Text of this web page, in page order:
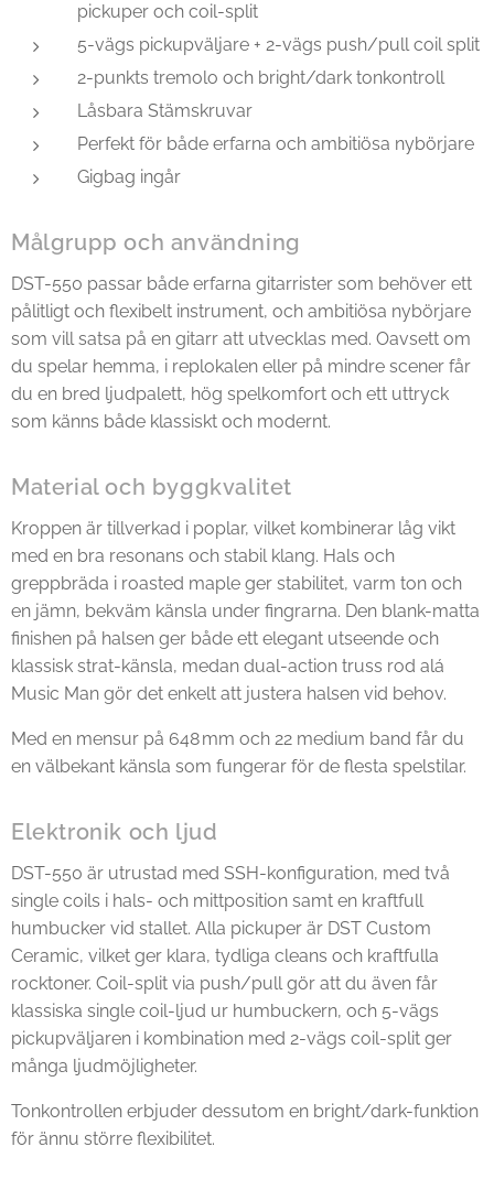
pickuper och coil-split
5-vägs pickupväljare + 2-vägs push/pull coil split
2-punkts tremolo och bright/dark tonkontroll
Låsbara Stämskruvar
Perfekt för både erfarna och ambitiösa nybörjare
Gigbag ingår
Målgrupp och användning
DST-550 passar både erfarna gitarrister som behöver ett
pålitligt och flexibelt instrument, och ambitiösa nybörjare
som vill satsa på en gitarr att utvecklas med. Oavsett om
du spelar hemma, i replokalen eller på mindre scener får
du en bred ljudpalett, hög spelkomfort och ett uttryck
som känns både klassiskt och modernt.
Material och byggkvalitet
Kroppen är tillverkad i poplar, vilket kombinerar låg vikt
med en bra resonans och stabil klang. Hals och
greppbräda i roasted maple ger stabilitet, varm ton och
en jämn, bekväm känsla under fingrarna. Den blank-matta
finishen på halsen ger både ett elegant utseende och
klassisk strat-känsla, medan dual-action truss rod alá
Music Man gör det enkelt att justera halsen vid behov.
Med en mensur på 648 mm och 22 medium band får du
en välbekant känsla som fungerar för de flesta spelstilar.
Elektronik och ljud
DST-550 är utrustad med SSH-konfiguration, med två
single coils i hals- och mittposition samt en kraftfull
humbucker vid stallet. Alla pickuper är DST Custom
Ceramic, vilket ger klara, tydliga cleans och kraftfulla
rocktoner. Coil-split via push/pull gör att du även får
klassiska single coil-ljud ur humbuckern, och 5-vägs
pickupväljaren i kombination med 2-vägs coil-split ger
många ljudmöjligheter.
Tonkontrollen erbjuder dessutom en bright/dark-funktion
för ännu större flexibilitet.